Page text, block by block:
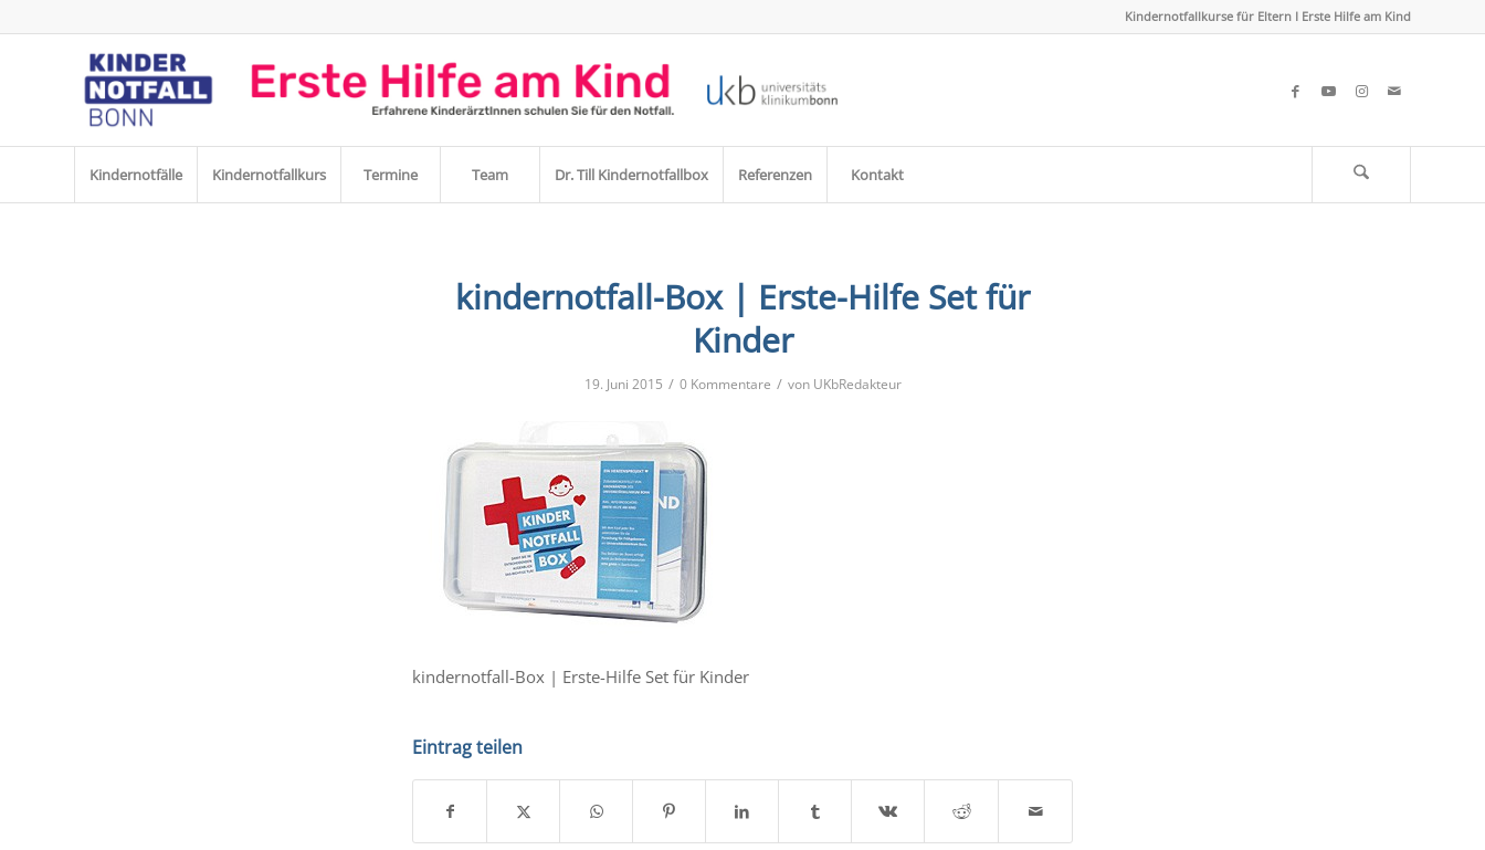
Kindernotfallkurse für Eltern I Erste Hilfe am Kind
Kindernotfälle Kindernotfallkurs Termine Team Dr. Till Kindernotfallbox Referenzen Kontakt
kindernotfall-Box | Erste-Hilfe Set für
Kinder
19. Juni 2015 / 0 Kommentare / von UKbRedakteur
kindernotfall-Box | Erste-Hilfe Set für Kinder
Eintrag teilen